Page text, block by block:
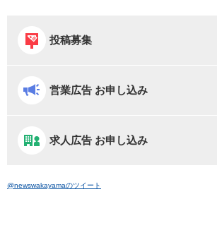
投稿募集
営業広告 お申し込み
求人広告 お申し込み
@newswakayamaのツイート